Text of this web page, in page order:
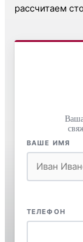
рассчитаем
ВАШЕ ИМЯ
ТЕЛЕФОН